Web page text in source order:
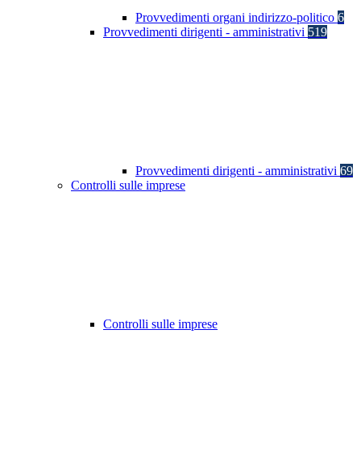
Provvedimenti organi indirizzo-politico 6
Provvedimenti dirigenti - amministrativi 519
Provvedimenti dirigenti - amministrativi 69
Controlli sulle imprese
Controlli sulle imprese